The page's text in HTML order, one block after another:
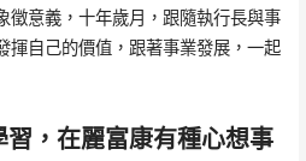
徵意義，十年歲月，跟隨執行長與事
揮自己的價值，跟著事業發展，一起
，在麗富康有種心想事